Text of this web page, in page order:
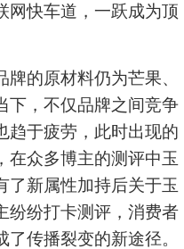
网快车道，一跃成为顶
的原材料仍为芒果、
下，不仅品牌之间竞争
趋于疲劳，此时出现的
在众多博主的测评中玉
了新属性加持后关于玉
纷纷打卡测评，消费者
传播裂变的新途径。